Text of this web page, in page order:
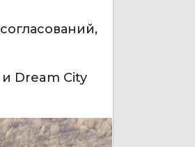
Dream City